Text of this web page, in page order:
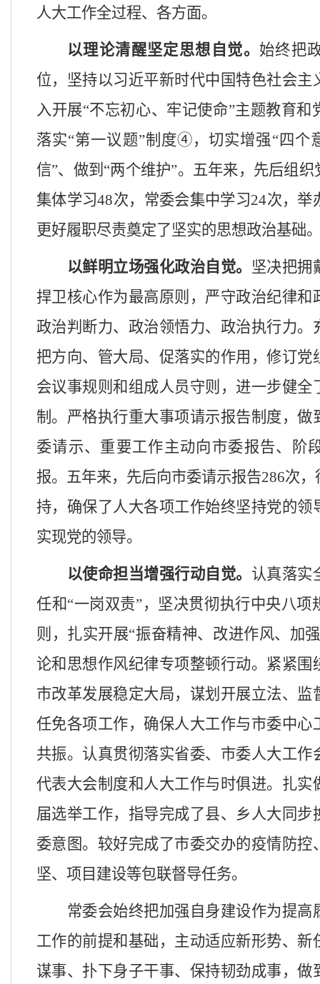
人大工作全过程、各方面。
以理论清醒坚定思想自觉。 始终把
位，坚持以习近平新时代中国特色社会主
入开展“不忘初心、牢记使命”主题教育和
落实“第一议题”制度④，切实增强“四个
信”、做到“两个维护”。五年来，先后组
集体学习48次，常委会集中学习24次，举
更好履职尽责奠定了坚实的思想政治基础
以鲜明立场强化政治自觉。 坚决把拥
捍卫核心作为最高原则，严守政治纪律和
政治判断力、政治领悟力、政治执行力。
把方向、管大局、促落实的作用，修订党
会议事规则和组成人员守则，进一步健全
制。严格执行重大事项请示报告制度，做
委请示、重要工作主动向市委报告、阶
报。五年来，先后向市委请示报告286次，
持， 确保了人大各项工作始终坚持党的领
实现党的领导。
以使命担当增强行动自觉。 认真落实
任和“一岗双责”，坚决贯彻执行中央八项
则，扎实开展“振奋精神、改进作风、加
论和思想作风纪律专项整顿行动。紧紧围
市改革发展稳定大局，谋划开展立法、监
任免各项工作，确保人大工作与市委中心
共振。认真贯彻落实省委、市委人大工作
代表大会制度和人大工作与时俱进。扎实
届选举工作，指导完成了县、乡人大同步
委意图。较好完成了市委交办的疫情防控
坚、项目建设等包联督导任务。
常委会始终把加强自身建设作为提高
工作的前提和基础，主动适应新形势、新
谋事、扑下身子干事、保持韧劲成事，做